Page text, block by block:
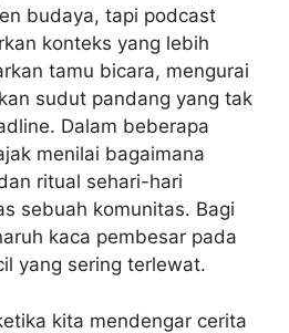
budaya, tapi podcast
konteks yang lebih
tamu bicara, mengurai
sudut pandang yang tak
Dalam beberapa
menilai bagaimana
ritual sehari-hari
sebuah komunitas. Bagi
kaca pembesar pada
yang sering terlewat.
kita mendengar cerita